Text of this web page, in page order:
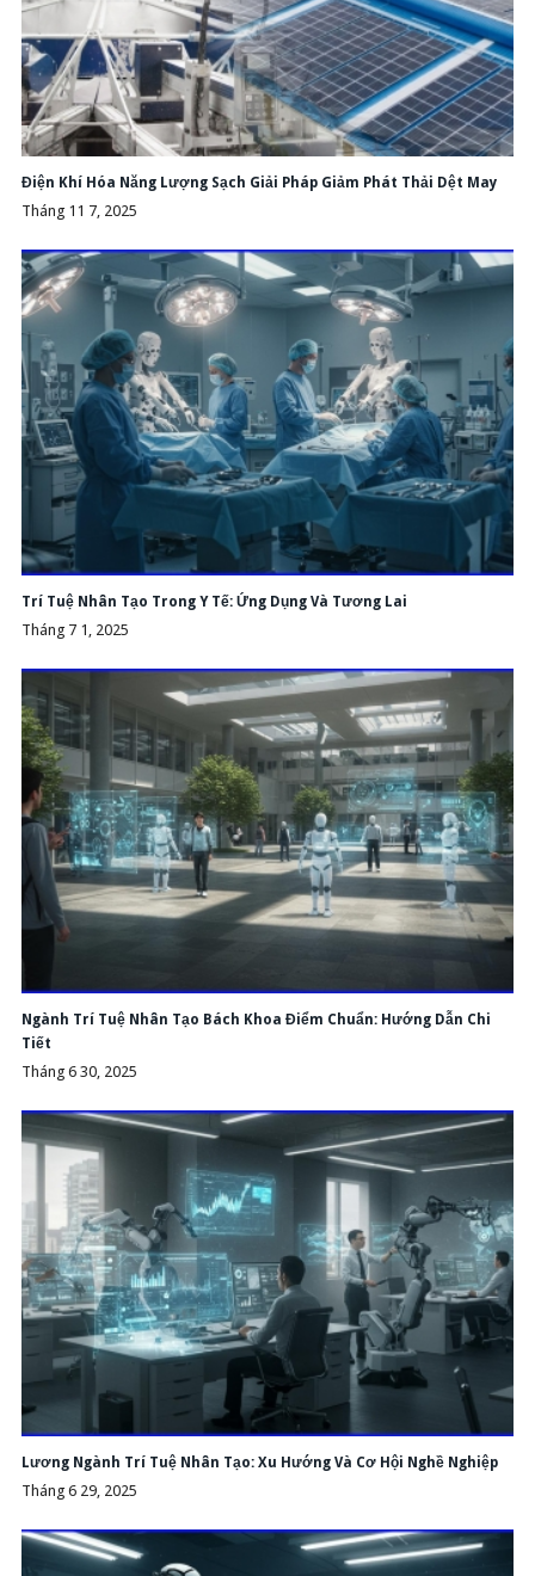
Điện Khí Hóa Năng Lượng Sạch Giải Pháp Giảm Phát Thải Dệt May
Tháng 11 7, 2025
Trí Tuệ Nhân Tạo Trong Y Tế: Ứng Dụng Và Tương Lai
Tháng 7 1, 2025
Ngành Trí Tuệ Nhân Tạo Bách Khoa Điểm Chuẩn: Hướng Dẫn Chi
Tiết
Tháng 6 30, 2025
Lương Ngành Trí Tuệ Nhân Tạo: Xu Hướng Và Cơ Hội Nghề Nghiệp
Tháng 6 29, 2025